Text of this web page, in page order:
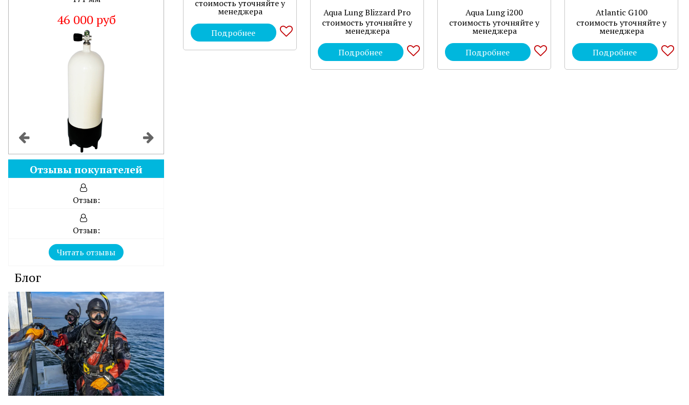
46 000 руб
Отзывы покупателей
Отзыв:
Отзыв:
Читать отзывы
Блог
стоимость уточняйте у
менеджера
Подробнее
Aqua Lung Blizzard Pro
стоимость уточняйте у
менеджера
Подробнее
Aqua Lung i200
стоимость уточняйте у
менеджера
Подробнее
Atlantic G100
стоимость уточняйте у
менеджера
Подробнее